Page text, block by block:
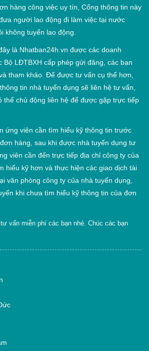
hàng công việc uy tín, Cổng thông tin này
người lao động đi làm việc tại nước
không tuyển lao động.
là Nhatban24h.vn được các doanh
Bộ LĐTBXH cấp phép gửi đăng, các bạn
tham khảo. Để được tư vấn cụ thể hơn,
tin nhà tuyển dụng sẽ liên hệ tư vấn,
thể chủ động liên hệ để được gặp trực tiếp
ứng viên cần tìm hiểu kỹ thông tin trước
hàng, sau khi được nhà tuyển dụng tư
viên cần đến trực tiếp địa chỉ công ty của
hiểu kỹ hơn và thực hiện các giao dịch tài
văn phòng công ty của nhà tuyển dụng,
khi chưa tìm hiểu kỹ thông tin của đơn
vấn miễn phí các bạn nhé. Chúc các bạn